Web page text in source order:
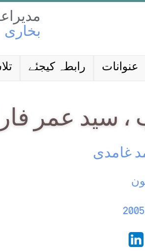
بخاری
رابطہ کیجئے عنوانات
سید عمر
غامدی